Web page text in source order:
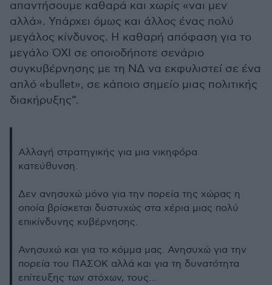
απαντήσουμε καθαρά και χωρίς «ναι μεν
αλλά». Υπάρχει όμως και άλλος ένας πολύ
μεγάλος κίνδυνος. Η καθαρή απόφαση για το
μεγάλο ΌΧΙ σε οποιοδήποτε σενάριο
συγκυβέρνησης με τη ΝΔ να εκφυλιστεί σε ένα
απλό «bullet», σε κάποιο σημείο μιας πολιτικής
διακήρυξης”.
Αλλαγή στρατηγικής για μια νικηφόρα
κατεύθυνση.
Δεν ανησυχώ μόνο για την πορεία της χώρας η
οποία βρίσκεται δυστυχώς στα χέρια μιας πολύ
επικίνδυνης κυβέρνησης.
Ανησυχώ και για το κόμμα μας. Ανησυχώ για την
πορεία του ΠΑΣΟΚ αλλά και για τη δυνατότητα
επίτευξης των στόχων, τους…